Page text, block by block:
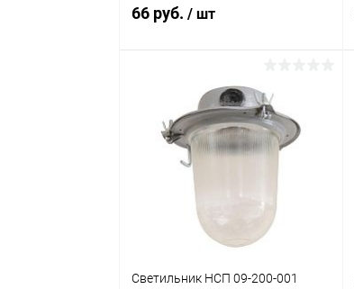
66 руб. / шт
В корзину
Купить в 1 клик Сравнение
В избранное
Светильник НСП 09-200-001